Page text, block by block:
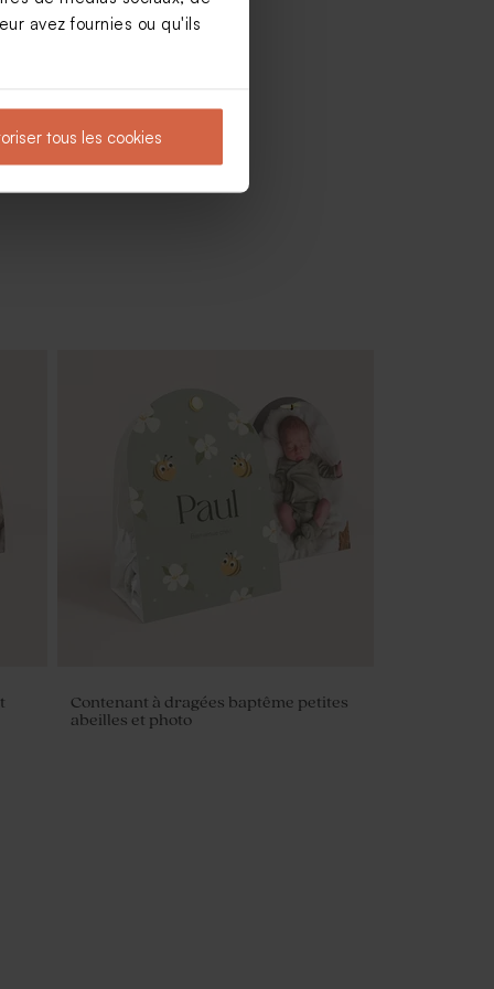
avez fournies ou qu'ils
tous les cookies
Sucette baptême arc-en-ciel
Contenant à dragées baptême petites
abeilles et photo